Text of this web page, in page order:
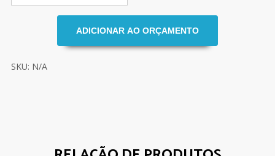
SKU: N/A